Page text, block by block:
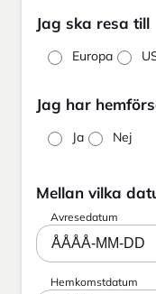
Jag ska resa till
Europa
Jag har
Ja Nej
Mellan vilka
Avresedatum
ÅÅÅÅ-MM-DD
Hemkomstdatum